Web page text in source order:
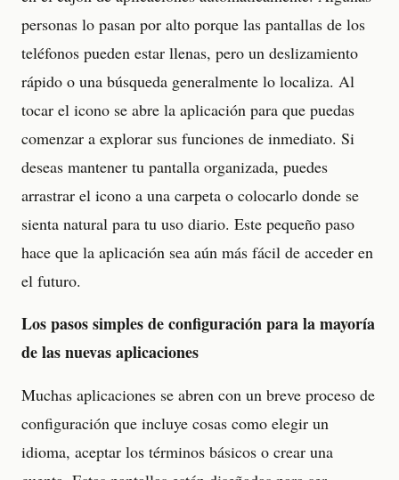
personas lo pasan por alto porque las pantallas de los
teléfonos pueden estar llenas, pero un deslizamiento
rápido o una búsqueda generalmente lo localiza. Al
tocar el icono se abre la aplicación para que puedas
comenzar a explorar sus funciones de inmediato. Si
deseas mantener tu pantalla organizada, puedes
arrastrar el icono a una carpeta o colocarlo donde se
sienta natural para tu uso diario. Este pequeño paso
hace que la aplicación sea aún más fácil de acceder en
el futuro.
Los pasos simples de configuración para la mayoría
de las nuevas aplicaciones
Muchas aplicaciones se abren con un breve proceso de
configuración que incluye cosas como elegir un
idioma, aceptar los términos básicos o crear una